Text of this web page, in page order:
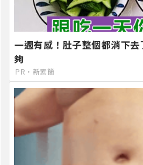
一週有感！肚子整個都消下
夠
PR・新素簡